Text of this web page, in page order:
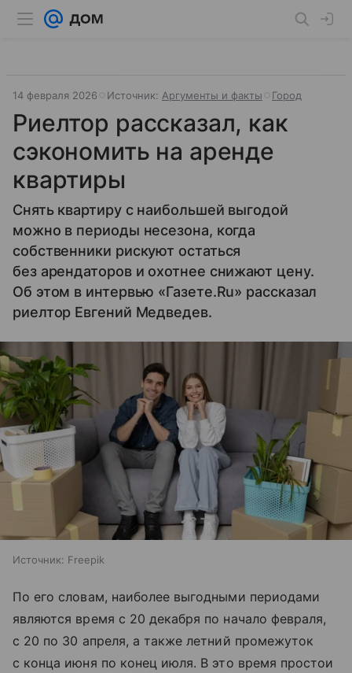
14 февраля 2026 Источник: Аргументы и факты Город
Риелтор рассказал, как
сэкономить на аренде
квартиры
Снять квартиру с наибольшей выгодой
можно в периоды несезона, когда
собственники рискуют остаться
без арендаторов и охотнее снижают цену.
Об этом в интервью «Газете.Ru» рассказал
риелтор Евгений Медведев.
Источник: Freepik
По его словам, наиболее выгодными периодами
являются время с 20 декабря по начало февраля,
с 20 по 30 апреля, а также летний промежуток
с конца июня по конец июля. В это время простои